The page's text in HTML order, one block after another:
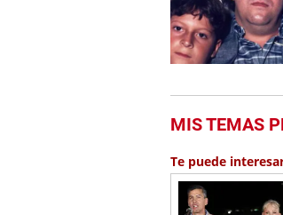
MIS TEMAS
Te puede